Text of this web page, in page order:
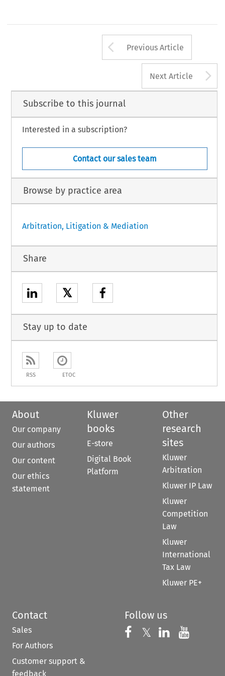
Arrow button
Previous Article
Next Article
Subscribe to this journal
Interested in a subscription?
Contact our sales team
Browse by practice area
Arbitration, Litigation & Mediation
Share
𝕏
Stay up to date
RSS ETOC
About
Our company
Our authors
Our content
Our ethics
statement
Kluwer
books
E-store
Digital Book
Platform
Other
research
sites
Kluwer
Arbitration
Kluwer IP Law
Kluwer
Competition
Law
Kluwer
International
Tax Law
Kluwer PE+
Contact
Sales
For Authors
Customer support &
feedback
Follow us
Follow us on
𝕏 Follow us on
Follow us